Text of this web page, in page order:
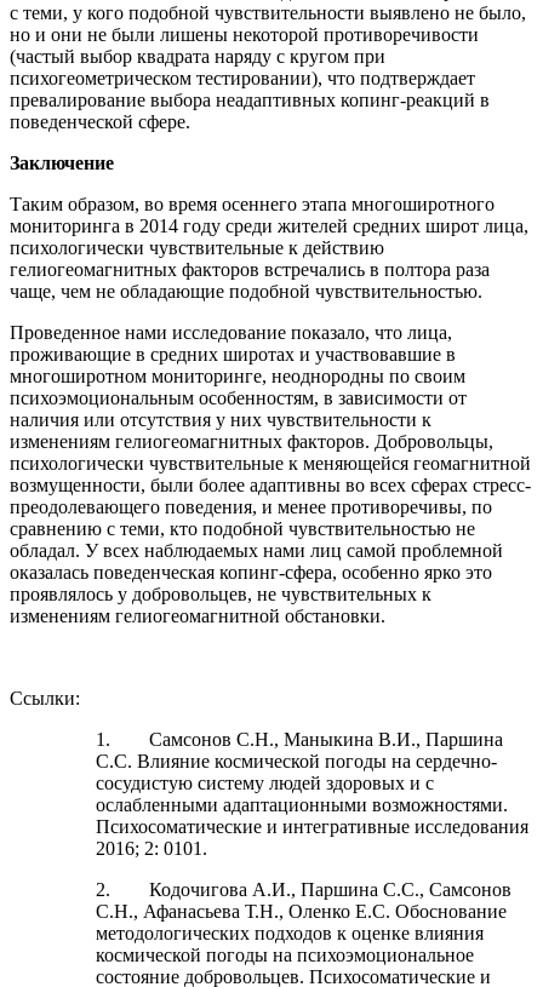
с теми, у кого подобной чувствительности выявлено не было,
но и они не были лишены некоторой противоречивости
(частый выбор квадрата наряду с кругом при
психогеометрическом тестировании), что подтверждает
превалирование выбора неадаптивных копинг-реакций в
поведенческой сфере.
Заключение
Таким образом, во время осеннего этапа многоширотного
мониторинга в 2014 году среди жителей средних широт лица,
психологически чувствительные к действию
гелиогеомагнитных факторов встречались в полтора раза
чаще, чем не обладающие подобной чувствительностью.
Проведенное нами исследование показало, что лица,
проживающие в средних широтах и участвовавшие в
многоширотном мониторинге, неоднородны по своим
психоэмоциональным особенностям, в зависимости от
наличия или отсутствия у них чувствительности к
изменениям гелиогеомагнитных факторов. Добровольцы,
психологически чувствительные к меняющейся геомагнитной
возмущенности, были более адаптивны во всех сферах стресс-
преодолевающего поведения, и менее противоречивы, по
сравнению с теми, кто подобной чувствительностью не
обладал. У всех наблюдаемых нами лиц самой проблемной
оказалась поведенческая копинг-сфера, особенно ярко это
проявлялось у добровольцев, не чувствительных к
изменениям гелиогеомагнитной обстановки.
Ссылки:
1. Самсонов С.Н., Маныкина В.И., Паршина
С.С. Влияние космической погоды на сердечно-
сосудистую систему людей здоровых и с
ослабленными адаптационными возможностями.
Психосоматические и интегративные исследования
2016; 2: 0101.
2. Кодочигова А.И., Паршина С.С., Самсонов
С.Н., Афанасьева Т.Н., Оленко Е.С. Обоснование
методологических подходов к оценке влияния
космической погоды на психоэмоциональное
состояние добровольцев. Психосоматические и